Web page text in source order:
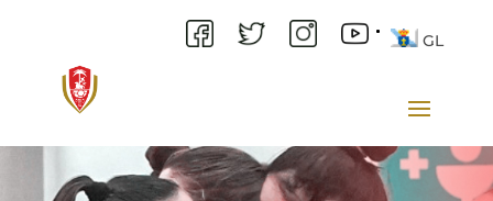
GL